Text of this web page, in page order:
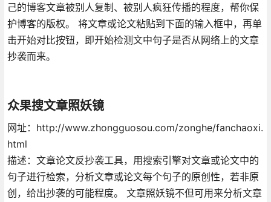
己的博客文章被别人复制、被别人疯狂传播的程度，帮你保
护博客的版权。 将文章或论文粘贴到下面的输入框中，再单
击开始对比按钮，即开始检测文中句子是否从网络上的文章
抄袭而来。
众果搜文章照妖镜
网址：http://www.zhongguosou.com/zonghe/fanchaoxi.
html
描述：文章论文反抄袭工具，用搜索引擎对文章或论文中的
句子进行检索，分析文章或论文每个句子的原创性，若非原
创，给出抄袭的可能程度。 文章照妖镜不但可用来分析文章